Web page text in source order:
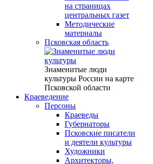
на страницах
центральных газет
Методические
материалы
Псковская область
Знаменитые люди
культуры России на карте
Псковской области
Краеведение
Персоны
Краеведы
Губернаторы
Псковские писатели
и деятели культуры
Художники
Архитекторы,